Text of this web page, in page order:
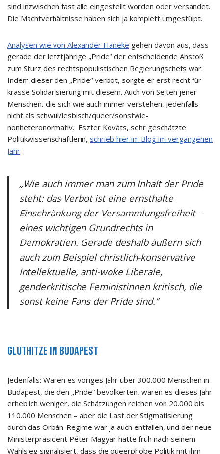
sind inzwischen fast alle eingestellt worden oder versandet.
Die Machtverhältnisse haben sich ja komplett umgestülpt.
Analysen wie von Alexander Haneke gehen davon aus, dass
gerade der letztjährige „Pride“ der entscheidende Anstoß
zum Sturz des rechtspopulistischen Regierungschefs war:
Indem dieser den „Pride“ verbot, sorgte er erst recht für
krasse Solidarisierung mit diesem. Auch von Seiten jener
Menschen, die sich wie auch immer verstehen, jedenfalls
nicht als schwul/lesbisch/queer/sonstwie-
nonheteronormativ. Eszter Kováts, sehr geschätzte
Politikwissenschaftlerin, schrieb hier im Blog im vergangenen
Jahr:
„Wie auch immer man zum Inhalt der Pride
steht: das Verbot ist eine ernsthafte
Einschränkung der Versammlungsfreiheit –
eines wichtigen Grundrechts in
Demokratien. Gerade deshalb äußern sich
auch zum Beispiel christlich-konservative
Intellektuelle, anti-woke Liberale,
genderkritische Feministinnen kritisch, die
sonst keine Fans der Pride sind.“
Gluthitze in Budapest
Jedenfalls: Waren es voriges Jahr über 300.000 Menschen in
Budapest, die den „Pride“ bevölkerten, waren es dieses Jahr
erheblich weniger, die Schätzungen reichen von 20.000 bis
110.000 Menschen – aber die Last der Stigmatisierung
durch das Orbán-Regime war ja auch entfallen, und der neue
Ministerpräsident Péter Magyar hatte früh nach seinem
Wahlsieg signalisiert, dass die queerphobe Politik mit ihm